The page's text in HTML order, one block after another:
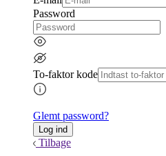
Password
To-faktor kode
Glemt password?
Tilbage